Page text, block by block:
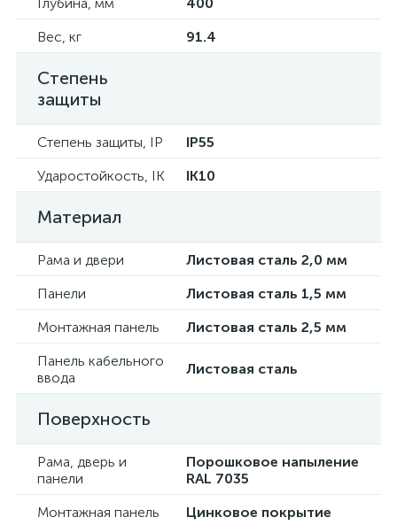
Вес, кг
91.4
Степень
защиты
Степень защиты, IP
IP55
Ударостойкость, IK
IK10
Материал
Рама и двери
Листовая сталь 2,0 мм
Панели
Листовая сталь 1,5 мм
Монтажная панель
Листовая сталь 2,5 мм
Панель кабельного
ввода
Листовая сталь
Поверхность
Рама, дверь и
панели
Порошковое напыление
RAL 7035
Монтажная панель
Цинковое покрытие